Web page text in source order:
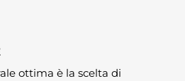
ottima è la scelta di